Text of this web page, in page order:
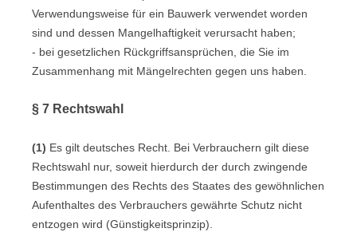
Verwendungsweise für ein Bauwerk verwendet worden
sind und dessen Mangelhaftigkeit verursacht haben;
- bei gesetzlichen Rückgriffsansprüchen, die Sie im
Zusammenhang mit Mängelrechten gegen uns haben.
§ 7 Rechtswahl
(1) Es gilt deutsches Recht. Bei Verbrauchern gilt diese
Rechtswahl nur, soweit hierdurch der durch zwingende
Bestimmungen des Rechts des Staates des gewöhnlichen
Aufenthaltes des Verbrauchers gewährte Schutz nicht
entzogen wird (Günstigkeitsprinzip).